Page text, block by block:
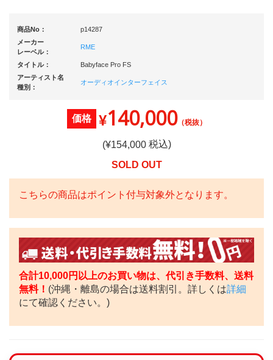
商品No：
p14287
メーカー
レーベル：
RME
タイトル：
Babyface Pro FS
アーティスト名
種別：
オーディオインターフェイス
価格 ¥140,000（税抜）
(¥154,000税込)
SOLD OUT
こちらの商品はポイント付与対象外となります。
合計10,000円以上のお買い物は、代引き手数料、送料
無料！ (沖縄・離島の場合は送料割引。詳しくは詳細
にて確認ください。)